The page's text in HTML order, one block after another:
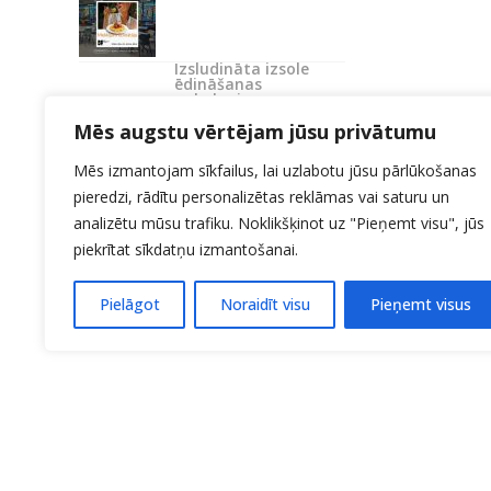
Mēs augstu vērtējam jūsu privātumu
Mēs izmantojam sīkfailus, lai uzlabotu jūsu pārlūkošanas
pieredzi, rādītu personalizētas reklāmas vai saturu un
analizētu mūsu trafiku. Noklikšķinot uz "Pieņemt visu", jūs
piekrītat sīkdatņu izmantošanai.
Pielāgot Noraidīt visu Pieņemt visus
Izsludināta izsole
ēdināšanas
pakalpojumu